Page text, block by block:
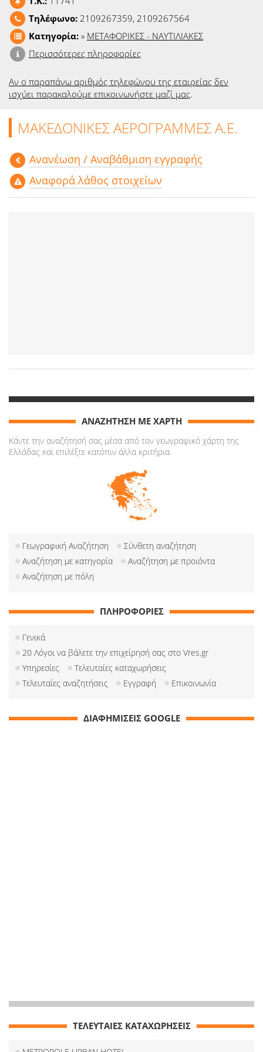
Ειδήσεις
Παιχνίδια
Ραδιόφωνο
Ταινίες
Τηλέφωνο: 2109267359, 2109267564
Κατηγορία: » ΜΕΤΑΦΟΡΙΚΕΣ - ΝΑΥΤΙΛΙΑΚΕΣ
Περισσότερες πληροφορίες
Αν ο παραπάνω αριθμός τηλεφώνου της εταιρείας δεν
ισχύει παρακαλούμε επικοινωνήστε μαζί μας.
ΜΑΚΕΔΟΝΙΚΕΣ ΑΕΡΟΓΡΑΜΜΕΣ Α.Ε.
Aνανέωση / Αναβάθμιση εγγραφής
Αναφορά λάθος στοιχείων
ΑΝΑΖΗΤΗΣΗ ΜΕ ΧΑΡΤΗ
Κάντε την αναζήτησή σας μέσα από τον γεωγραφικό χάρτη της
Ελλάδας και επιλέξτε κατόπιν άλλα κριτήρια.
Γεωγραφική Αναζήτηση
Σύνθετη αναζήτηση
Αναζήτηση με κατηγορία
Αναζήτηση με προιόντα
Αναζήτηση με πόλη
ΠΛΗΡΟΦΟΡΙΕΣ
Γενικά
20 Λόγοι να βάλετε την επιχείρησή σας στο Vres.gr
Υπηρεσίες
Τελευταίες καταχωρήσεις
Τελευταίες αναζητήσεις
Εγγραφή Επικοινωνία
ΔΙΑΦΗΜΙΣΕΙΣ GOOGLE
ΤΕΛΕΥΤΑΙΕΣ ΚΑΤΑΧΩΡΗΣΕΙΣ